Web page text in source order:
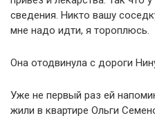
сведения. Никто вашу
мне надо идти, я тороплюсь.
Она отодвинула с дороги
Уже не первый раз ей
жили в квартире Ольги